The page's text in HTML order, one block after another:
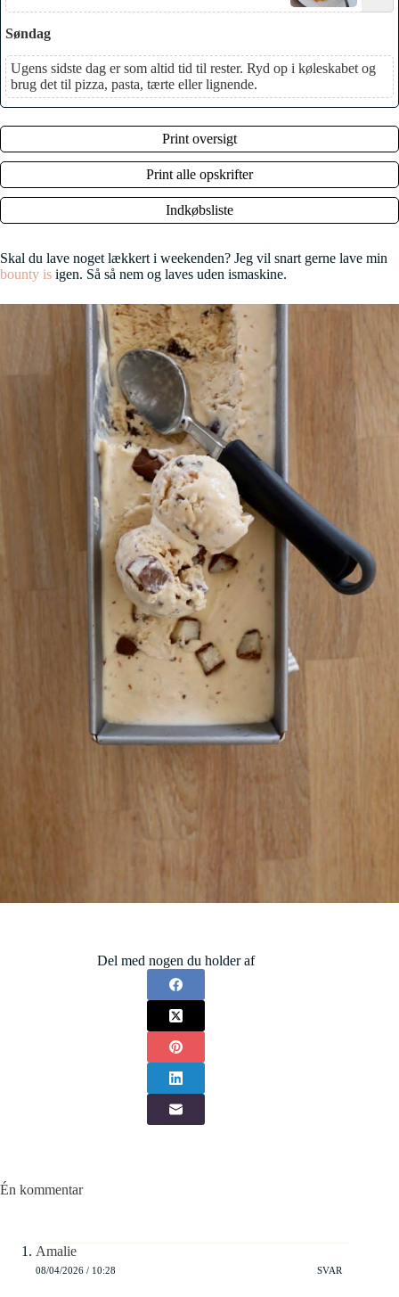
Søndag
Ugens sidste dag er som altid tid til rester. Ryd op i køleskabet og
brug det til pizza, pasta, tærte eller lignende.
Print oversigt
Print alle opskrifter
Indkøbsliste
Skal du lave noget lækkert i weekenden? Jeg vil snart gerne lave min
bounty is igen. Så så nem og laves uden ismaskine.
Del med nogen du holder af
Én kommentar
Amalie
08/04/2026 / 10:28 SVAR